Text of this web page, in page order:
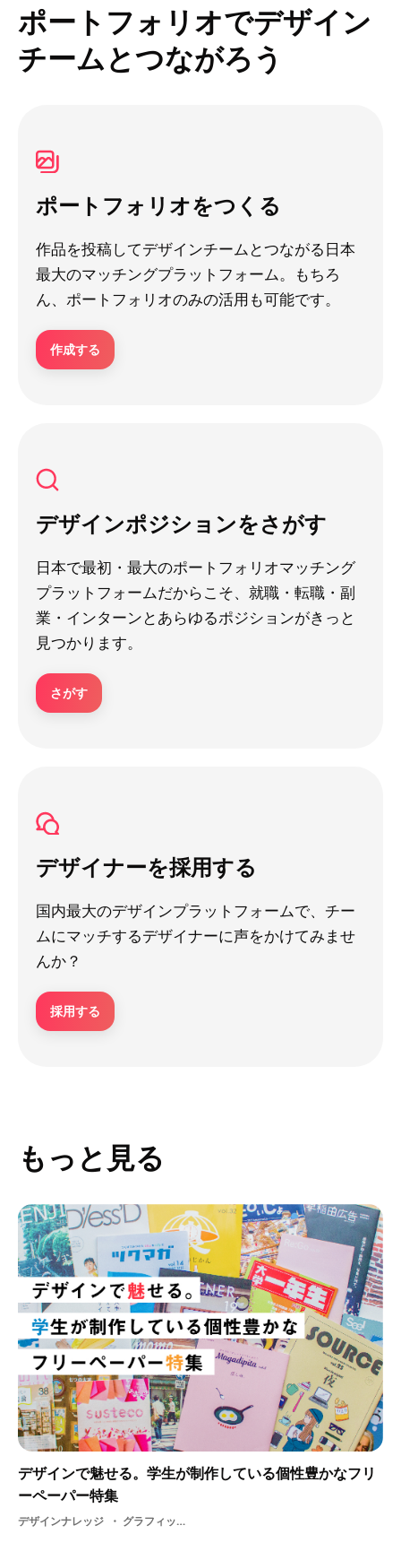
ポートフォリオでデザイン
チームとつながろう
ポートフォリオをつくる
作品を投稿してデザインチームとつながる日本
最大のマッチングプラットフォーム。もちろ
ん、ポートフォリオのみの活用も可能です。
作成する
デザインポジションをさがす
日本で最初・最大のポートフォリオマッチング
プラットフォームだからこそ、就職・転職・副
業・インターンとあらゆるポジションがきっと
見つかります。
さがす
デザイナーを採用する
国内最大のデザインプラットフォームで、チー
ムにマッチするデザイナーに声をかけてみませ
んか？
採用する
もっと見る
デザインで魅せる。学生が制作している個性豊かなフリ
ーペーパー特集
デザインナレッジ グラフィックデザイン・ 学生・ DTP・ 美大生・ デザイン・ フリーペーパー